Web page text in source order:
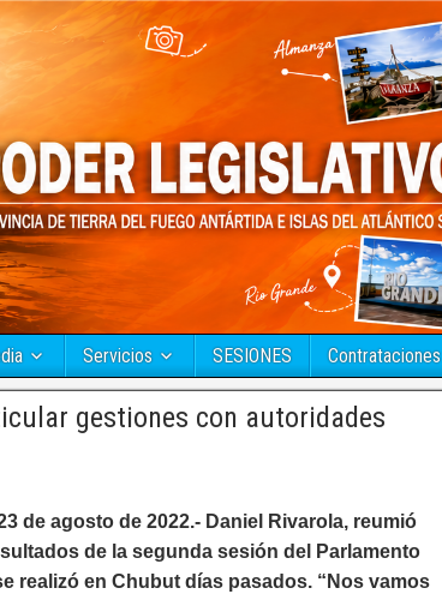
Servicios SESIONES Contrataciones
gestiones con autoridades
de agosto de 2022.- Daniel Rivarola, reumió
de la segunda sesión del Parlamento
realizó en Chubut días pasados. “Nos vamos